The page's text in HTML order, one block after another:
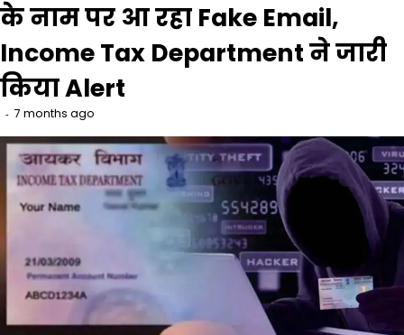
के नाम पर आ रहा Fake Email,
Income Tax Department ने जारी
किया Alert
7 months ago